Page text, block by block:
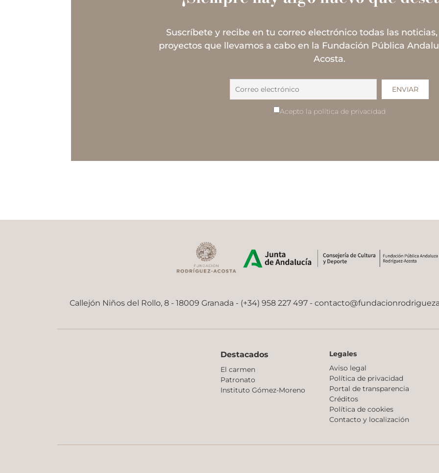
Suscríbete y recibe en tu correo electrónico todas las
proyectos que llevamos a cabo en la Fundación Pública
Acosta.
Acepto la política de privacidad
Callejón Niños del Rollo, 8 - 18009 Granada - (+34) 958 227 497 -
Destacados
El carmen
Patronato
Instituto Gómez-Moreno
Legales
Aviso legal
Política de privacidad
Portal de transparencia
Créditos
Política de cookies
Contacto y localización